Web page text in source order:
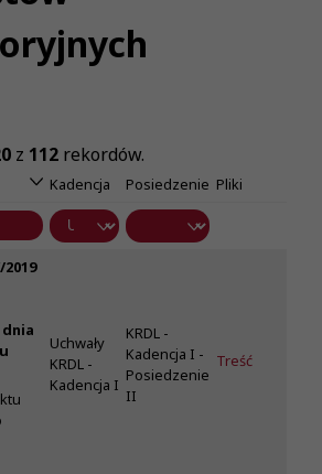
z 112 rekordów.
Kadencja Posiedzenie Pliki
Uchwały
KRDL -
Kadencja I
KRDL -
Kadencja I -
Posiedzenie
II
Treść